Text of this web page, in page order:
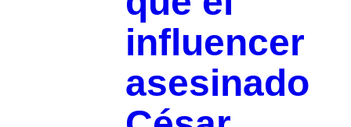
influencer
asesinado